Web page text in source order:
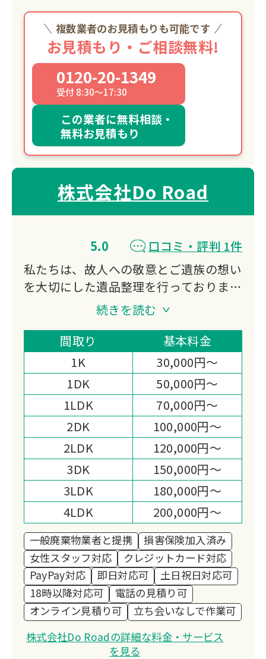
複数業者のお見積もりも可能です
お見積もり・ご相談無料!
0120-20-1349
受付 8:30～17:30
この業者に無料相談・
無料お見積もり
株式会社Do Road
5.0
口コミ・評判 1件
私たちは、故人への敬意とご遺族の想い
を大切にした遺品整理を行っておりま
不用品買取にも対応し、処分費の軽減や
想い出の品の活用もご提案。
迅速かつ丁寧なお見積りと作業まごころ
を込めた対応で、高い満足度をいただい
ております。
心の負担を少しでも軽くできるよう尽力
いたします。
続きを読む
間取り
基本料金
1K
30,000円～
1DK
50,000円～
1LDK
70,000円～
2DK
100,000円～
2LDK
120,000円～
3DK
150,000円～
3LDK
180,000円～
4LDK
200,000円～
一般廃棄物業者と提携
損害保険加入済み
女性スタッフ対応
クレジットカード対応
PayPay対応
即日対応可
土日祝日対応可
18時以降対応可
電話の見積り可
オンライン見積り可
立ち会いなしで作業可
株式会社Do Roadの詳細な料金・サービス
を見る